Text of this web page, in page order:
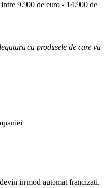
9.900 de euro - 14.900 de
cu produsele de care va
in mod automat francizati.